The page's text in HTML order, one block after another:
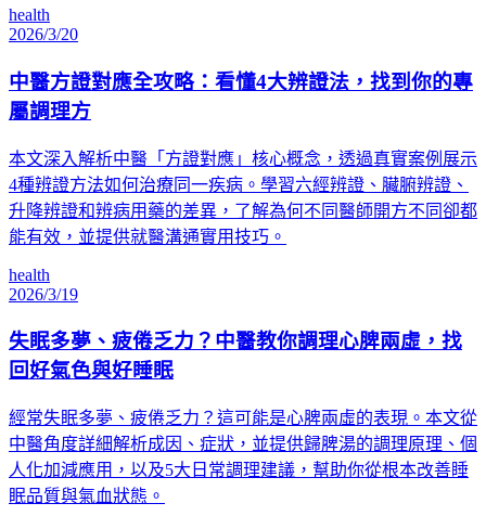
health
2026/3/20
中醫方證對應全攻略：看懂4大辨證法，找到你的專
屬調理方
本文深入解析中醫「方證對應」核心概念，透過真實案例展示
4種辨證方法如何治療同一疾病。學習六經辨證、臟腑辨證、
升降辨證和辨病用藥的差異，了解為何不同醫師開方不同卻都
能有效，並提供就醫溝通實用技巧。
health
2026/3/19
失眠多夢、疲倦乏力？中醫教你調理心脾兩虛，找
回好氣色與好睡眠
經常失眠多夢、疲倦乏力？這可能是心脾兩虛的表現。本文從
中醫角度詳細解析成因、症狀，並提供歸脾湯的調理原理、個
人化加減應用，以及5大日常調理建議，幫助你從根本改善睡
眠品質與氣血狀態。